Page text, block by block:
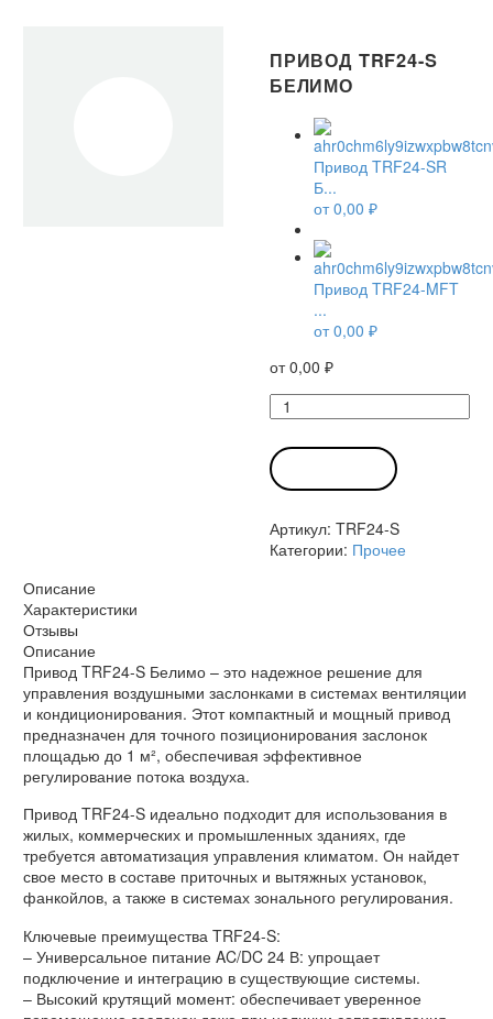
ПРИВОД TRF24-S
БЕЛИМО
Привод TRF24-SR
Б...
от0,00 ₽
Привод TRF24-MFT
...
от0,00 ₽
от0,00 ₽
Количество
товара
Привод
TRF24-
S
Артикул: TRF24-S
Категории: Прочее
Описание
Характеристики
Отзывы
Описание
Привод TRF24-S Белимо – это надежное решение для
управления воздушными заслонками в системах вентиляции
и кондиционирования. Этот компактный и мощный привод
предназначен для точного позиционирования заслонок
площадью до 1 м², обеспечивая эффективное
регулирование потока воздуха.
Привод TRF24-S идеально подходит для использования в
жилых, коммерческих и промышленных зданиях, где
требуется автоматизация управления климатом. Он найдет
свое место в составе приточных и вытяжных установок,
фанкойлов, а также в системах зонального регулирования.
Ключевые преимущества TRF24-S:
– Универсальное питание AC/DC 24 В: упрощает
подключение и интеграцию в существующие системы.
– Высокий крутящий момент: обеспечивает уверенное